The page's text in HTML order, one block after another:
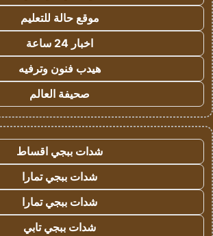
موقع حالة للتعليم
اخبار 24 ساعة
هيدب فنون وترفيه
صحيفة العالم
شدات ببجي اقساط
شدات ببجي تمارا
شدات ببجي تمارا
شدات ببجي تابي